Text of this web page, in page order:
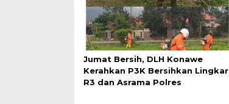
Jumat Bersih, DLH Konawe
Kerahkan P3K Bersihkan Lingkar
R3 dan Asrama Polres